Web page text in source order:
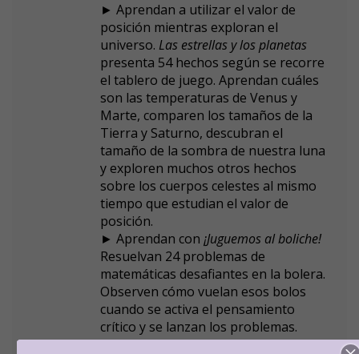
► Aprendan a utilizar el valor de
posición mientras exploran el
universo. Las estrellas y los planetas
presenta 54 hechos según se recorre
el tablero de juego. Aprendan cuáles
son las temperaturas de Venus y
Marte, comparen los tamaños de la
Tierra y Saturno, descubran el
tamaño de la sombra de nuestra luna
y exploren muchos otros hechos
sobre los cuerpos celestes al mismo
tiempo que estudian el valor de
posición.
► Aprendan con ¡Juguemos al boliche!
Resuelvan 24 problemas de
matemáticas desafiantes en la bolera.
Observen cómo vuelan esos bolos
cuando se activa el pensamiento
crítico y se lanzan los problemas.
► ¡Conviértanse en un gobernante de